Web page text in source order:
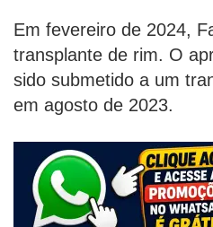
Em fevereiro de 2024,
transplante de rim. O
sido submetido a um
em agosto de 2023.